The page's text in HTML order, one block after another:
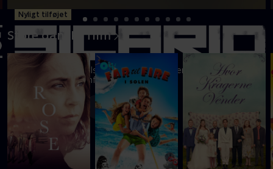
Nyligt tilføjet
En FBI-agent må tilsidesætte sine værdier for at overleve i
prisbelønnet actionfilm
Mere info
Store danske film